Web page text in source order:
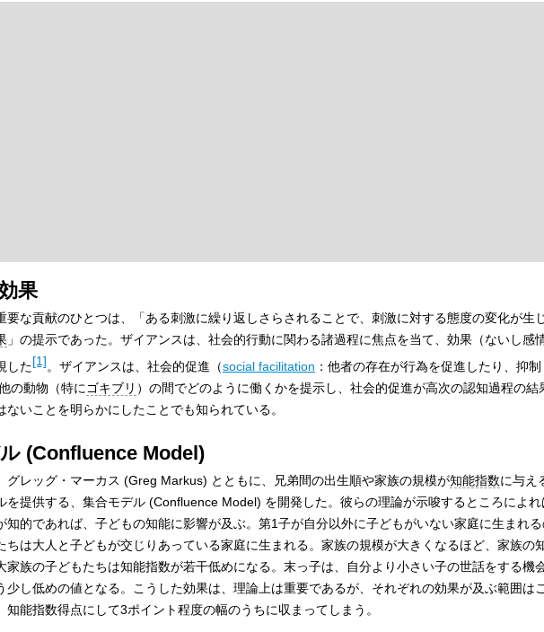
果
要な貢献のひとつは、「ある刺激に繰り返しさらされることで、刺激に対する態度の変化が生
」の提示であった。ザイアンスは、社会的行動に関わる諸過程に焦点を当て、効果（ないし感
した[1]。ザイアンスは、社会的促進（social facilitation ：他者の存在が行為を促進したり、抑制
の動物（特に ゴキブリ ）の間でどのように働くかを提示し、社会的促進が高次の認知過程の結
ないことを明らかにしたことでも知られている。
(Confluence Model)
グレッグ・マーカス (Greg Markus) とともに、兄弟間の出生順や家族の規模が知能指数に与え
を提供する、集合モデル (Confluence Model) を開発した。彼らの理論が示唆するところによ
知的であれば、子どもの知能に影響が及ぶ。第1子が自分以外に子どもがいない家庭に生まれる
ちは大人と子どもが交じりあっている家庭に生まれる。家族の規模が大きくなるほど、家族の
家族の子どもたちは知能指数が若干低めになる。末っ子は、自分より小さい子の世話をする機
少し低めの値となる。こうした効果は、理論上は重要であるが、それぞれの効果が及ぶ範囲は
知能指数得点にして3ポイント程度の幅のうちに収まってしまう。